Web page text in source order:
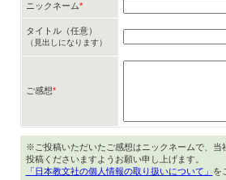
ニックネーム*
タイトル（任意）
（見出しになります）
ご感想*
※ご投稿いただいたご感想はニックネームで、当
投稿くださいますようお願い申し上げます。
「日本教文社の個人情報の取り扱いについて」 を